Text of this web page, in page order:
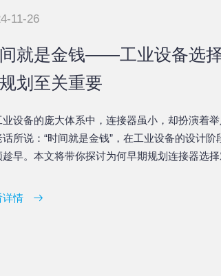
11-26
就是金钱——工业设备选
划至关重要
业设备的庞大体系中，连接器虽小，却扮演着
话所说：“时间就是金钱”，在工业设备的设计
趁早。本文将带你探讨为何早期规划连接器选
详情